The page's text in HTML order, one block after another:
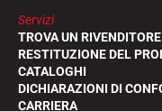
Servizi
TROVA UN RIVENDITORE
RESTITUZIONE DEL
CATALOGHI
DICHIARAZIONI DI
CARRIERA